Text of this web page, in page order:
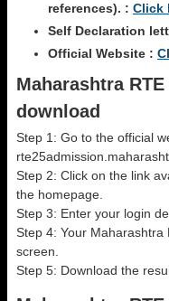
references). : Click
Self Declaration
Official Website :
Maharashtra
download
Step 1: Go to the official
Step 2: Click on the link
the homepage.
Step 3: Enter your login
Step 4: Your
screen.
Step 5: Download the